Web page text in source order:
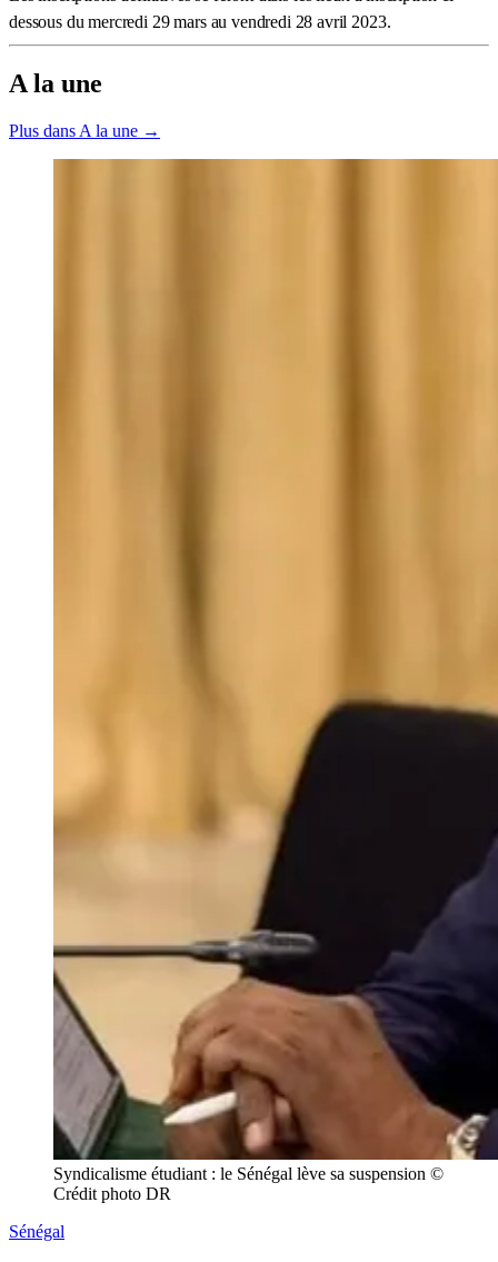
dessous du mercredi 29 mars au vendredi 28 avril 2023.
A la une
Plus dans A la une →
Syndicalisme étudiant : le Sénégal lève sa suspension ©
Crédit photo DR
Sénégal